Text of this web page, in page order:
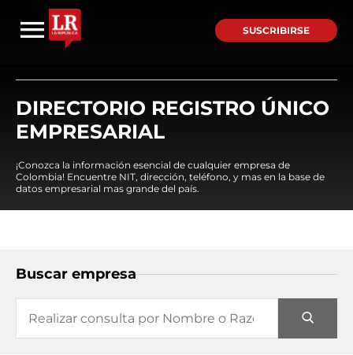
SUSCRIBIRSE
DIRECTORIO REGISTRO ÚNICO
EMPRESARIAL
¡Conozca la información esencial de cualquier empresa de
Colombia! Encuentre NIT, dirección, teléfono, y mas en la base de
datos empresarial mas grande del país.
Buscar empresa